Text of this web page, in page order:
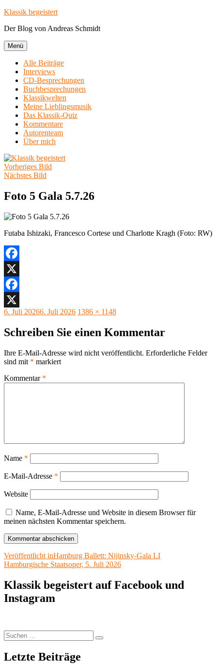
Zum
springen
Klassik begeistert
Der Blog von Andreas Schmidt
Menü
Alle Beiträge
Interviews
CD-Besprechungen
Buchbesprechungen
Klassikwelten
Meine Lieblingsmusik
Das Klassik-Quiz
Kommentare
Autorenteam
Über mich
Vorheriges Bild
Nächstes Bild
Foto 5 Gala 5.7.26
Futaba Ishizaki, Francesco Cortese und Charlotte Kragh (Foto: RW)
Facebook
X
Facebook
X
Veröffentlicht
6. Juli 20266. Juli 2026 Originalgröße
1386 × 1148
Schreiben Sie einen Kommentar
Ihre E-Mail-Adresse wird nicht veröffentlicht. Erforderliche Felder
sind mit * markiert
Kommentar *
Name *
E-Mail-Adresse *
Website
Name, E-Mail-Adresse und Website in diesem Browser für
meinen nächsten Kommentar speichern.
Beitragsnavigation
Veröffentlicht inHamburg Ballett: Nijinsky-Gala LI
Hamburgische Staatsoper, 5. Juli 2026
Klassik begeistert auf Facebook und
Instagram
Suchen
nach:
Suchen
Letzte Beiträge